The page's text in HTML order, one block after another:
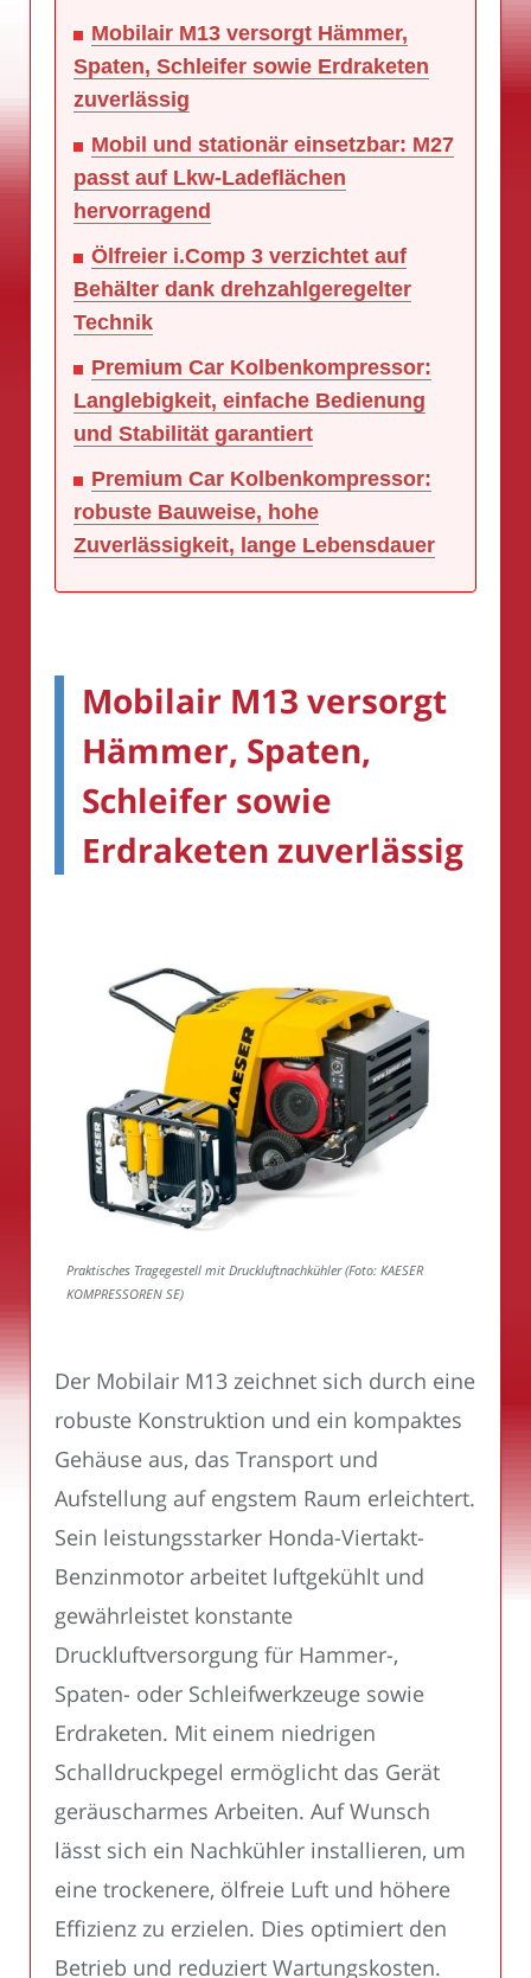
Mobilair M13 versorgt Hämmer,
Spaten, Schleifer sowie Erdraketen
zuverlässig
Mobil und stationär einsetzbar: M27
passt auf Lkw-Ladeflächen
hervorragend
Ölfreier i.Comp 3 verzichtet auf
Behälter dank drehzahlgeregelter
Technik
Premium Car Kolbenkompressor:
Langlebigkeit, einfache Bedienung
und Stabilität garantiert
Premium Car Kolbenkompressor:
robuste Bauweise, hohe
Zuverlässigkeit, lange Lebensdauer
Mobilair M13 versorgt
Hämmer, Spaten,
Schleifer sowie
Erdraketen zuverlässig
Praktisches Tragegestell mit Druckluftnachkühler (Foto: KAESER
KOMPRESSOREN SE)
Der Mobilair M13 zeichnet sich durch eine
robuste Konstruktion und ein kompaktes
Gehäuse aus, das Transport und
Aufstellung auf engstem Raum erleichtert.
Sein leistungsstarker Honda-Viertakt-
Benzinmotor arbeitet luftgekühlt und
gewährleistet konstante
Druckluftversorgung für Hammer-,
Spaten- oder Schleifwerkzeuge sowie
Erdraketen. Mit einem niedrigen
Schalldruckpegel ermöglicht das Gerät
geräuscharmes Arbeiten. Auf Wunsch
lässt sich ein Nachkühler installieren, um
eine trockenere, ölfreie Luft und höhere
Effizienz zu erzielen. Dies optimiert den
Betrieb und reduziert Wartungskosten.